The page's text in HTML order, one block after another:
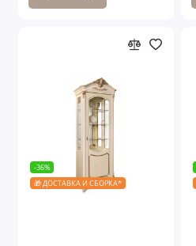
-36%
🎁 ДОСТАВКА И СБОРКА*